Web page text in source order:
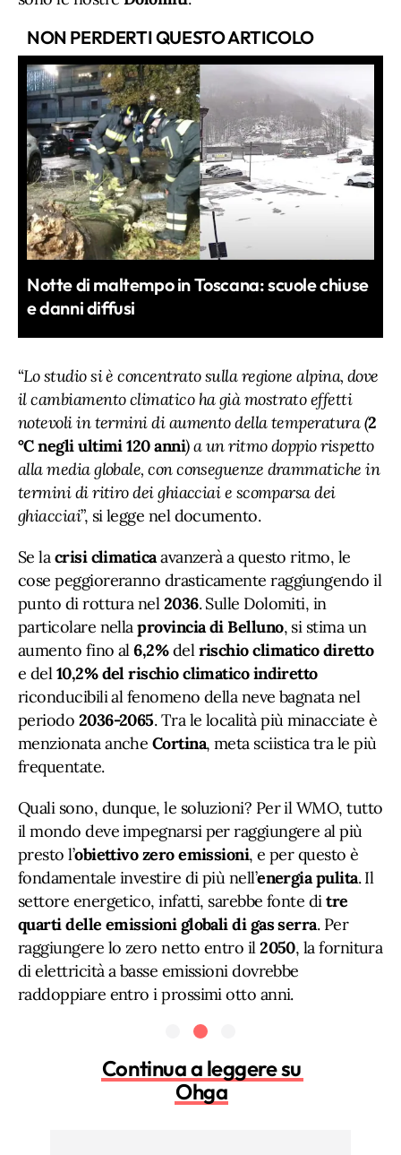
NON PERDERTI QUESTO ARTICOLO
Notte di maltempo in Toscana: scuole chiuse
e danni diffusi
“Lo studio si è concentrato sulla regione alpina, dove
il cambiamento climatico ha già mostrato effetti
notevoli in termini di aumento della temperatura (2
°C negli ultimi 120 anni) a un ritmo doppio rispetto
alla media globale, con conseguenze drammatiche in
termini di ritiro dei ghiacciai e scomparsa dei
ghiacciai”, si legge nel documento.
Se lacrisi climaticaavanzerà a questo ritmo, le
cose peggioreranno drasticamente raggiungendo il
punto di rottura nel2036. Sulle Dolomiti, in
particolare nellaprovincia di Belluno, si stima un
aumento fino al6,2%delrischio climatico diretto
e del10,2% del rischio climatico indiretto
riconducibili al fenomeno della neve bagnata nel
periodo 2036-2065. Tra le località più minacciate è
menzionata anche Cortina, meta sciistica tra le più
frequentate.
Quali sono, dunque, le soluzioni? Per il WMO, tutto
il mondo deve impegnarsi per raggiungere al più
presto l’obiettivo zero emissioni, e per questo è
fondamentale investire di più nell’energia pulita. Il
settore energetico, infatti, sarebbe fonte ditre
quarti delle emissioni globali di gas serra. Per
raggiungere lo zero netto entro il2050, la fornitura
di elettricità a basse emissioni dovrebbe
raddoppiare entro i prossimi otto anni.
Continua a leggere su
Ohga